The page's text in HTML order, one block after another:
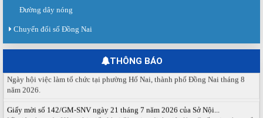
Đường dây nóng
Chuyển đổi số Đồng Nai
THÔNG BÁO
Báo cáo kết quả tổ chức Sàn giao dịch việc làm lần thứ 08/2026 ngày 03
Ngày hội việc làm phường Hố Nai tháng 8 năm 2026
Ngày hội việc làm tổ chức tại phường Hố Nai, thành phố Đồng Nai tháng 8
năm 2026.
Về việc tham dự Hội nghị triển khai Sàn giao dịch việc làm Quốc gia và ra mắt